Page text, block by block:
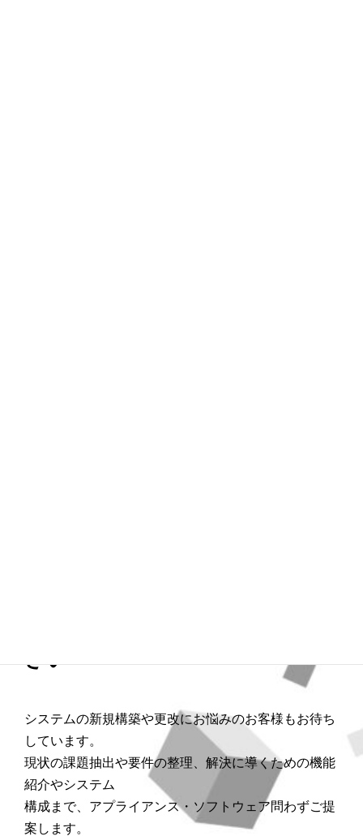
さい
システムの新規構築や更改にお悩みのお客様もお待ち
しています。
現状の課題抽出や要件の整理、解決に導くための機能
紹介やシステム
構成まで、アプライアンス・ソフトウェア問わずご提
案します。